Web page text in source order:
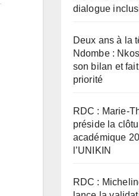
dialogue
Deux ans à la
Ndombe :
son bilan et
priorité
RDC : Marie-
préside la
académique
l’UNIKIN
RDC :